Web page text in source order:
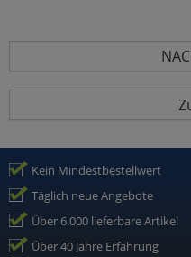
Kein Mindestbestellwert
Täglich neue Angebote
Über 6.000 lieferbare Artikel
Über 40 Jahre Erfahrung